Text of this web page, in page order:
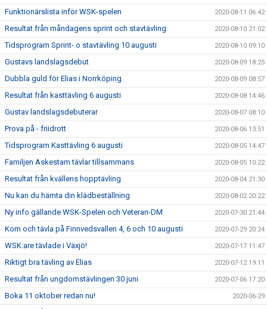
Funktionärslista inför WSK-spelen 2020-08-11 06:42
Resultat från måndagens sprint och stavtävling 2020-08-10 21:02
Tidsprogram Sprint- o stavtävling 10 augusti 2020-08-10 09:10
Gustavs landslagsdebut 2020-08-09 18:25
Dubbla guld för Elias i Norrköping 2020-08-09 08:57
Resultat från kasttävling 6 augusti 2020-08-08 14:46
Gustav landslagsdebuterar 2020-08-07 08:10
Prova på - friidrott 2020-08-06 13:51
Tidsprogram Kasttävling 6 augusti 2020-08-05 14:47
Familjen Askestam tävlar tillsammans 2020-08-05 10:22
Resultat från kvällens hopptävling 2020-08-04 21:30
Nu kan du hämta din klädbeställning 2020-08-02 20:22
Ny info gällande WSK-Spelen och Veteran-DM 2020-07-30 21:44
Kom och tävla på Finnvedsvallen 4, 6 och 10 augusti 2020-07-29 20:24
WSK:are tävlade i Växjö! 2020-07-17 11:47
Riktigt bra tävling av Elias 2020-07-12 19:11
Resultat från ungdomstävlingen 30 juni 2020-07-06 17:20
Boka 11 oktober redan nu! 2020-06-29